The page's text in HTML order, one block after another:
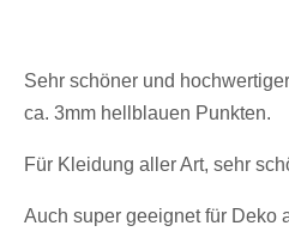
Sehr schöner und
ca. 3mm hellblauen
Für Kleidung aller Art, sehr
Auch super geeignet für Deko